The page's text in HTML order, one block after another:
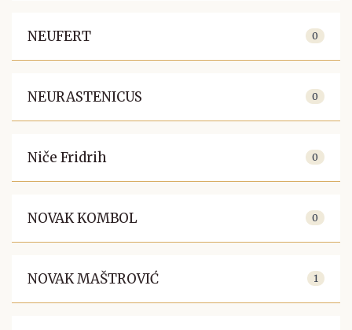
NEUFERT 0
NEURASTENICUS 0
Niče Fridrih 0
NOVAK KOMBOL 0
NOVAK MAŠTROVIĆ 1